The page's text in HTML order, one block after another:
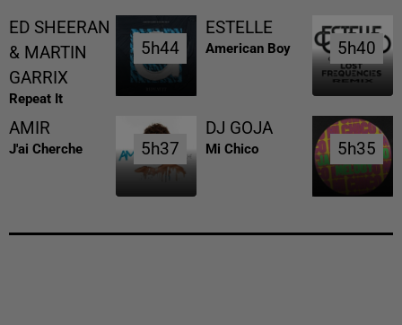
ED SHEERAN
& MARTIN
GARRIX
Repeat It
5h44
5h44
ESTELLE
American Boy 5h40
5h40
AMIR
J'ai Cherche 5h37
5h37
DJ GOJA
Mi Chico 5h35
5h35